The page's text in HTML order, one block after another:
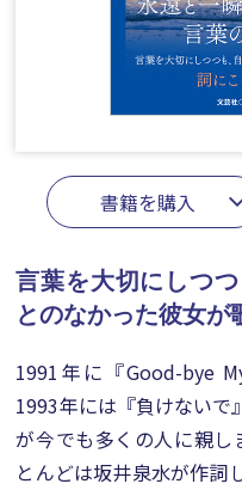
書籍を購入
言葉を大切にしつつ
とのなかった彼女が
1991年に『Good-bye
1993年には『負けないで
が今でも多くの人に親し
とんどは坂井泉水が作詞